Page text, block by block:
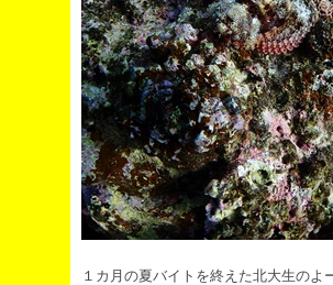
１カ月の夏バイトを終えた北大生のよ